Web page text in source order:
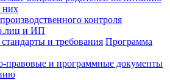
них
контроля
и ИП
и требования Программа
правовые и программные документы